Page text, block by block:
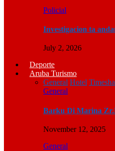
Policial
Investigacion ta
July 2, 2026
Deporte
Aruba Turismo
General Hotel
General
Barku Di Marina
November 12, 2025
General